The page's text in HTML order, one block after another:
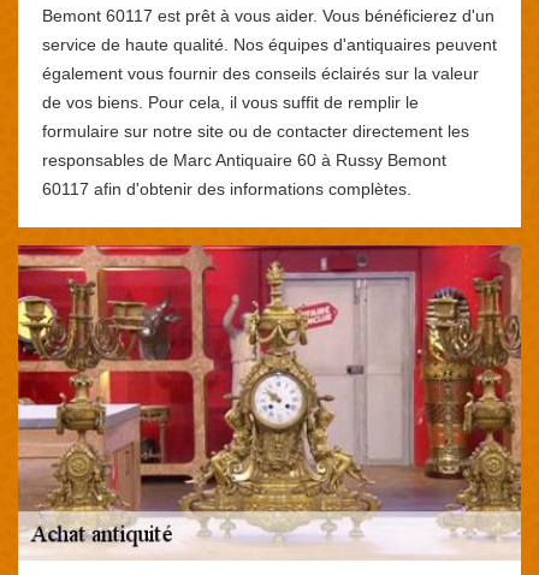
Bemont 60117 est prêt à vous aider. Vous bénéficierez d'un
service de haute qualité. Nos équipes d'antiquaires peuvent
également vous fournir des conseils éclairés sur la valeur
de vos biens. Pour cela, il vous suffit de remplir le
formulaire sur notre site ou de contacter directement les
responsables de Marc Antiquaire 60 à Russy Bemont
60117 afin d'obtenir des informations complètes.